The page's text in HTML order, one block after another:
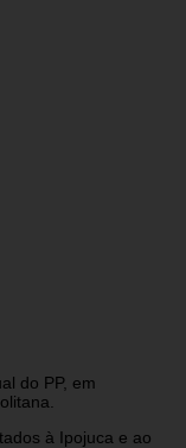
do PP, em
à Ipojuca e ao